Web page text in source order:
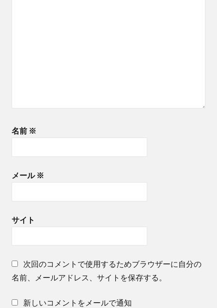
名前 ※
メール ※
サイト
次回のコメントで使用するためブラウザーに自分の
名前、メールアドレス、サイトを保存する。
新しいコメントをメールで通知